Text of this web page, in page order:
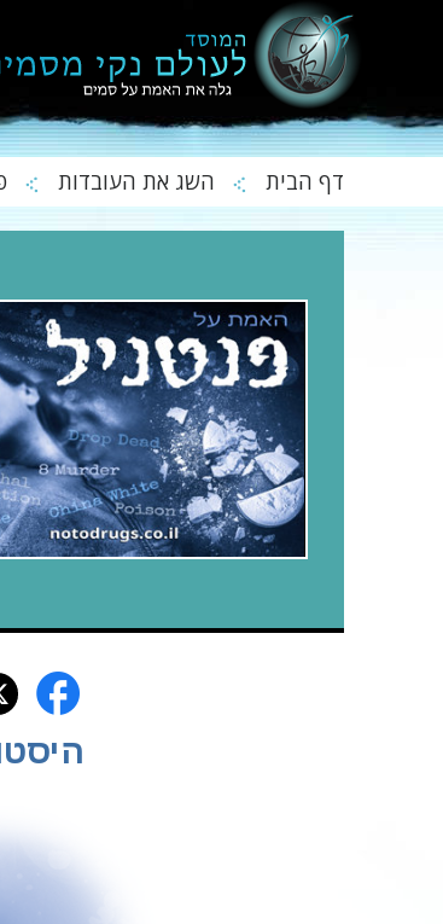
דף הבית השג את העובדות